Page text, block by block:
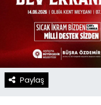
Paylaş
İletişim